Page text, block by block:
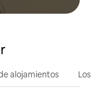
alojamientos